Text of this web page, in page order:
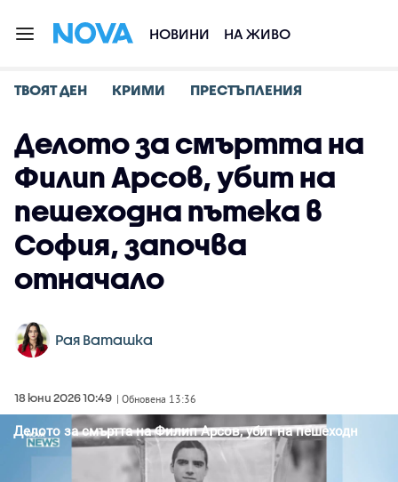
НОВИНИ НА ЖИВО
ТВОЯТ ДЕН КРИМИ ПРЕСТЪПЛЕНИЯ
Делото за смъртта на
Филип Арсов, убит на
пешеходна пътека в
София, започва
отначало
Рая Ваташка
18 юни 2026 10:49 | Обновена 13:36